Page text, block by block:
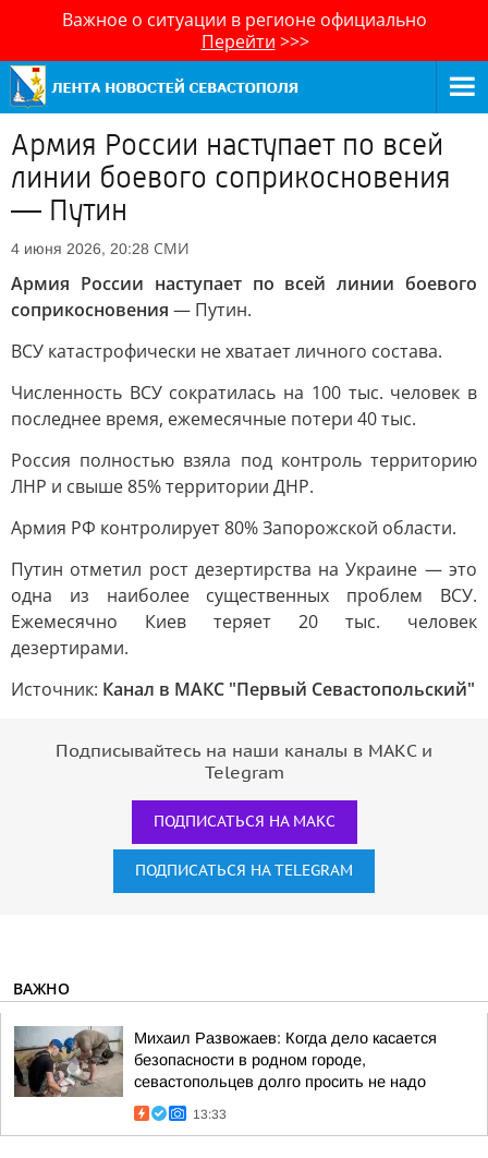
Важное о ситуации в регионе официально
Перейти >>>
Армия России наступает по всей
линии боевого соприкосновения
— Путин
4 июня 2026, 20:28 СМИ
Армия России наступает по всей линии боевого
соприкосновения — Путин.
ВСУ катастрофически не хватает личного состава.
Численность ВСУ сократилась на 100 тыс. человек в
последнее время, ежемесячные потери 40 тыс.
Россия полностью взяла под контроль территорию
ЛНР и свыше 85% территории ДНР.
Армия РФ контролирует 80% Запорожской области.
Путин отметил рост дезертирства на Украине — это
одна из наиболее существенных проблем ВСУ.
Ежемесячно Киев теряет 20 тыс. человек
дезертирами.
Источник: Канал в МАКС "Первый Севастопольский"
Подписывайтесь на наши каналы в МАКС и
Telegram
ПОДПИСАТЬСЯ НА МАКС
ПОДПИСАТЬСЯ НА TELEGRAM
ВАЖНО
Михаил Развожаев: Когда дело касается
безопасности в родном городе,
севастопольцев долго просить не надо
13:33